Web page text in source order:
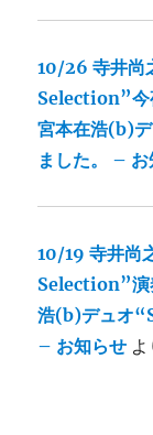
10/26 寺井尚
Selection”今
宮本在浩(b)
ました。 –
10/19 寺井尚
Selection”演
浩(b)デュオ
– お知らせ よ